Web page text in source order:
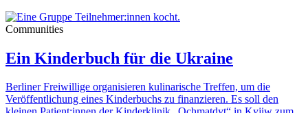
Communities
Ein Kinderbuch für die Ukraine
Berliner Freiwillige organisieren kulinarische Treffen, um die
Veröffentlichung eines Kinderbuchs zu finanzieren. Es soll den